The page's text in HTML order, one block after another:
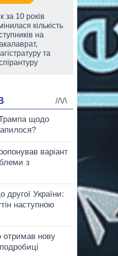
за 10 років
кількість
на
та